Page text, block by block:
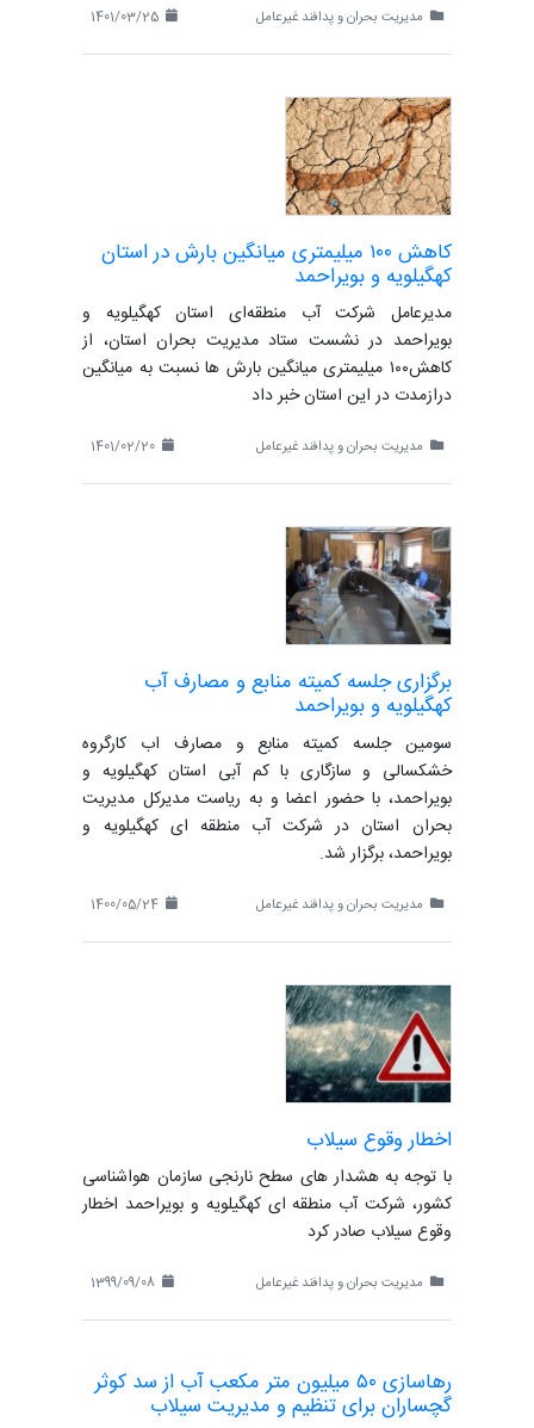
مدیریت بحران و پدافند غیرعامل
کاهش ۱۰۰ میلیمتری میانگین بارش در استان
کهگیلویه و بویراحمد
مدیرعامل شرکت آب منطقه‌ای استان کهگیلویه و
بویراحمد در نشست ستاد مدیریت بحران استان، از
کاهش۱۰۰ میلیمتری میانگین بارش ها نسبت به میانگین
درازمدت در این استان خبر داد
مدیریت بحران و پدافند غیرعامل
برگزاری جلسه کمیته منابع و مصارف آب
کهگیلویه و بویراحمد
سومین جلسه کمیته منابع و مصارف اب کارگروه
خشکسالی و سازگاری با کم آبی استان کهگیلویه و
بویراحمد، با حضور اعضا و به ریاست مدیرکل مدیریت
بحران استان در شرکت آب منطقه ای کهگیلویه و
بویراحمد، برگزار شد.
مدیریت بحران و پدافند غیرعامل
اخطار وقوع سیلاب
با توجه به هشدار های سطح نارنجی سازمان هواشناسی
کشور، شرکت آب منطقه ای کهگیلویه و بویراحمد اخطار
وقوع سیلاب صادر کرد
مدیریت بحران و پدافند غیرعامل
رهاسازی ۵۰ میلیون متر مکعب آب از سد کوثر
گچساران برای تنظیم و مدیریت سیلاب